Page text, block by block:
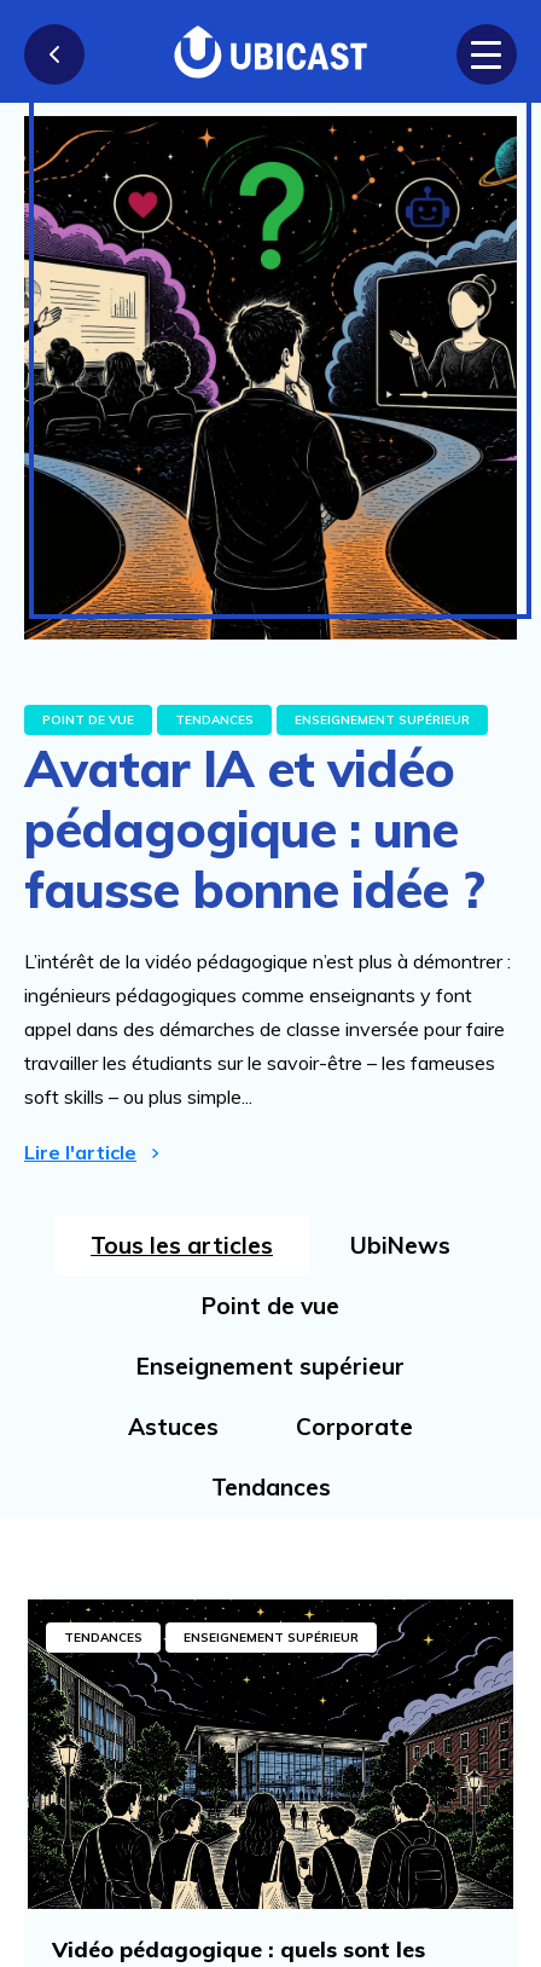
POINT DE VUE TENDANCES ENSEIGNEMENT SUPÉRIEUR
Avatar IA et vidéo
pédagogique : une
fausse bonne idée ?
L’intérêt de la vidéo pédagogique n’est plus à démontrer :
ingénieurs pédagogiques comme enseignants y font
appel dans des démarches de classe inversée pour faire
travailler les étudiants sur le savoir-être – les fameuses
soft skills – ou plus simple...
Lire l'article
Tous les articles UbiNews
Point de vue
Enseignement supérieur
Astuces Corporate
Tendances
TENDANCES ENSEIGNEMENT SUPÉRIEUR
Vidéo pédagogique : quels sont les